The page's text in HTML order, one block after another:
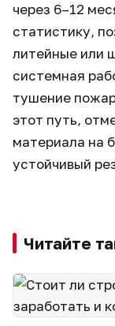
через 6–12
статистику,
литейные или
системная
тушение
этот путь,
материала на
устойчивый
Читайте